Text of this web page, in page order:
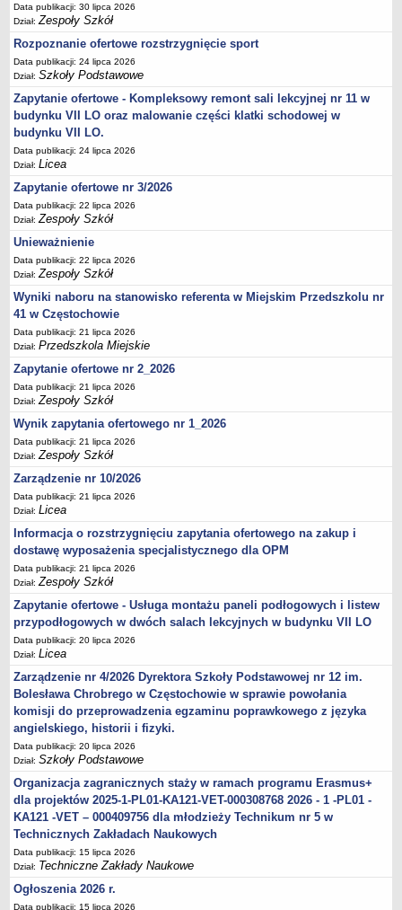
Sprawozdania
Deklaracja dostępności
DEKLARACJA DOSTĘPNOŚCI
OŚWIADCZENIA MAJĄTKOWE
PONOWNE WYKORZYSTYWANIE
UDOSTĘPNIANIE INFORMACJI PUBLICZNEJ
OCHRONA DANYCH OSOBOWYCH
Data publikacji: 30 lipca 2026
Dział:Zespoły Szkół
Rozpoznanie ofertowe rozstrzygnięcie sport
Data publikacji: 24 lipca 2026
Dział:Szkoły Podstawowe
Zapytanie ofertowe - Kompleksowy remont sali lekcyjnej nr 11 w
budynku VII LO oraz malowanie części klatki schodowej w
budynku VII LO.
Data publikacji: 24 lipca 2026
Dział:Licea
Zapytanie ofertowe nr 3/2026
Data publikacji: 22 lipca 2026
Dział:Zespoły Szkół
Unieważnienie
Data publikacji: 22 lipca 2026
Dział:Zespoły Szkół
Wyniki naboru na stanowisko referenta w Miejskim Przedszkolu nr
41 w Częstochowie
Data publikacji: 21 lipca 2026
Dział:Przedszkola Miejskie
Zapytanie ofertowe nr 2_2026
Data publikacji: 21 lipca 2026
Dział:Zespoły Szkół
Wynik zapytania ofertowego nr 1_2026
Data publikacji: 21 lipca 2026
Dział:Zespoły Szkół
Zarządzenie nr 10/2026
Data publikacji: 21 lipca 2026
Dział:Licea
Informacja o rozstrzygnięciu zapytania ofertowego na zakup i
dostawę wyposażenia specjalistycznego dla OPM
Data publikacji: 21 lipca 2026
Dział:Zespoły Szkół
Zapytanie ofertowe - Usługa montażu paneli podłogowych i listew
przypodłogowych w dwóch salach lekcyjnych w budynku VII LO
Data publikacji: 20 lipca 2026
Dział:Licea
Zarządzenie nr 4/2026 Dyrektora Szkoły Podstawowej nr 12 im.
Bolesława Chrobrego w Częstochowie w sprawie powołania
komisji do przeprowadzenia egzaminu poprawkowego z języka
angielskiego, historii i fizyki.
Data publikacji: 20 lipca 2026
Dział:Szkoły Podstawowe
Organizacja zagranicznych staży w ramach programu Erasmus+
dla projektów 2025-1-PL01-KA121-VET-000308768 2026 - 1 -PL01 -
KA121 -VET – 000409756 dla młodzieży Technikum nr 5 w
Technicznych Zakładach Naukowych
Data publikacji: 15 lipca 2026
Dział: Techniczne Zakłady Naukowe
Ogłoszenia 2026 r.
Data publikacji: 15 lipca 2026